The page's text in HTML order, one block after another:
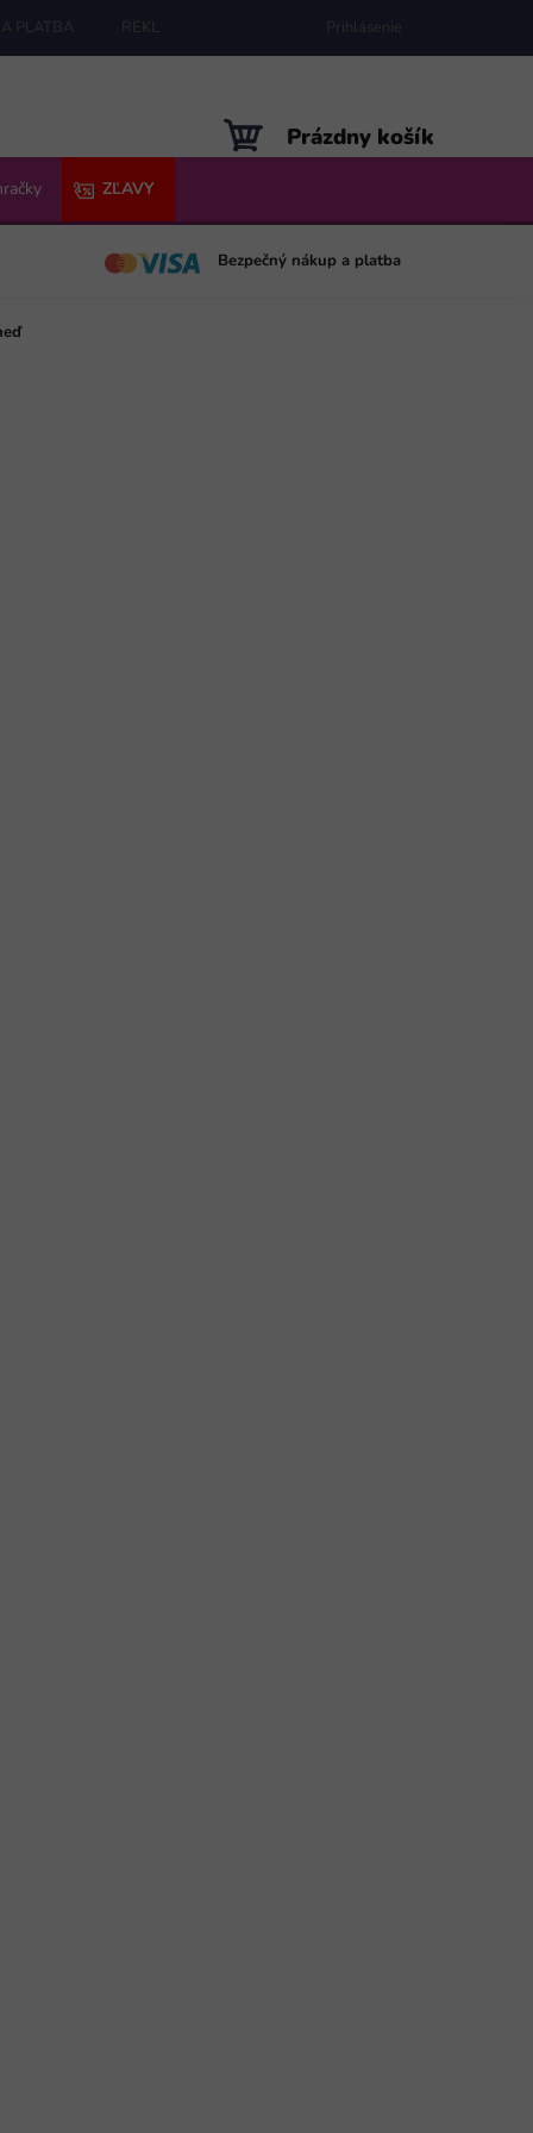
PLATBA REKLAMÁCIE MAPA SERVERU
Prihlásenie
NÁKUPNÝ
KOŠÍK
Prázdny košík
ZĽAVY
Bezpečný nákup a platba